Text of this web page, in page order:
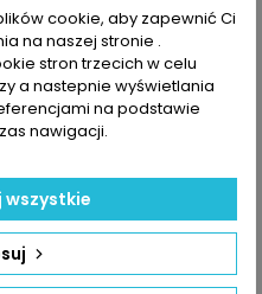
pasujący do pojazdu :
| Mazda | Mini | Peugeot |
D | DI | HDI | TDCI MOC:
68kW | 109KM/80kW |
84kW 115KM/84kW
zł
koszyka
cookie, aby zapewnić Ci
na naszej stronie .
stron trzecich w celu
a nastepnie wyświetlania
na podstawie
nawigacji.